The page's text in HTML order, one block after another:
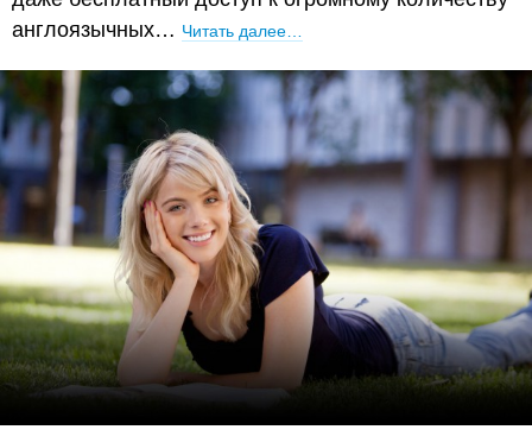
англоязычных… Читать далее…